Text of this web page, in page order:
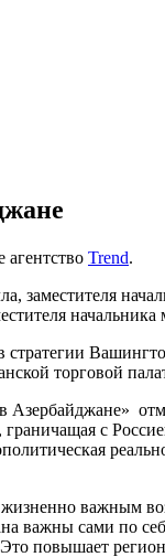
Trend.
заместителя
торговой
Азербайджане»
с
жизненно важным
важны сами по
повышает